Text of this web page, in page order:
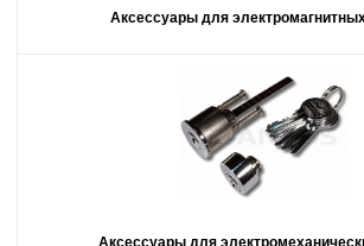
Аксессуары для
Аксессуары для